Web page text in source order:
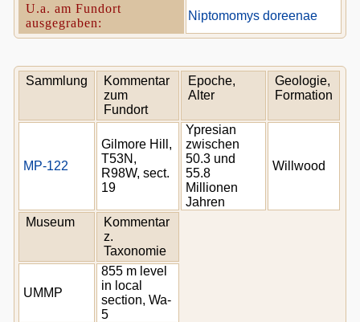
U.a. am Fundort
ausgegraben:
Niptomomys doreenae
Sammlung
Kommentar
zum
Fundort
Epoche,
Alter
Geologie,
Formation
MP-122
Gilmore Hill,
T53N,
R98W, sect.
19
Ypresian
zwischen
50.3 und
55.8
Millionen
Jahren
Willwood
Museum
Kommentar
z.
Taxonomie
UMMP
855 m level
in local
section, Wa-
5